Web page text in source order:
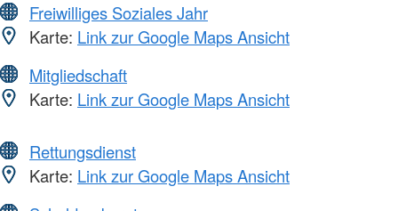
Freiwilliges Soziales Jahr
Karte: Link zur Google Maps Ansicht
Mitgliedschaft
Karte: Link zur Google Maps Ansicht
Rettungsdienst
Karte: Link zur Google Maps Ansicht